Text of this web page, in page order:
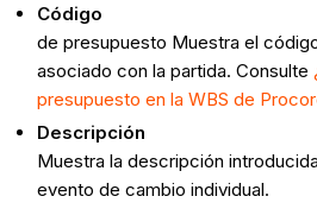
Código
de presupuesto Muestra el
asociado con la partida. Consulte
presupuesto en la WBS de
Descripción
Muestra la descripción
evento de cambio individual.